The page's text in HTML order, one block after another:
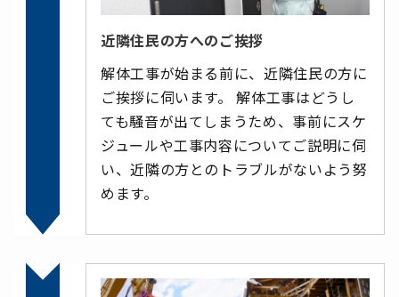
近隣住民の方へのご挨拶
解体工事が始まる前に、近隣住民の方に
ご挨拶に伺います。 解体工事はどうし
ても騒音が出てしまうため、事前にスケ
ジュールや工事内容についてご説明に伺
い、近隣の方とのトラブルがないよう努
めます。